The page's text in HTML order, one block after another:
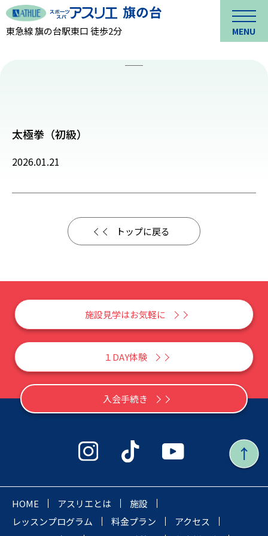
東急線 旗の台駅東口 徒歩2分 MENU
太極拳（初級）
2026.01.21
トップに戻る
施設見学はお気軽に
１DAY体験
入会手続き
HOME アスリエとは
施設
レッスンプログラム
料金プラン
アクセス